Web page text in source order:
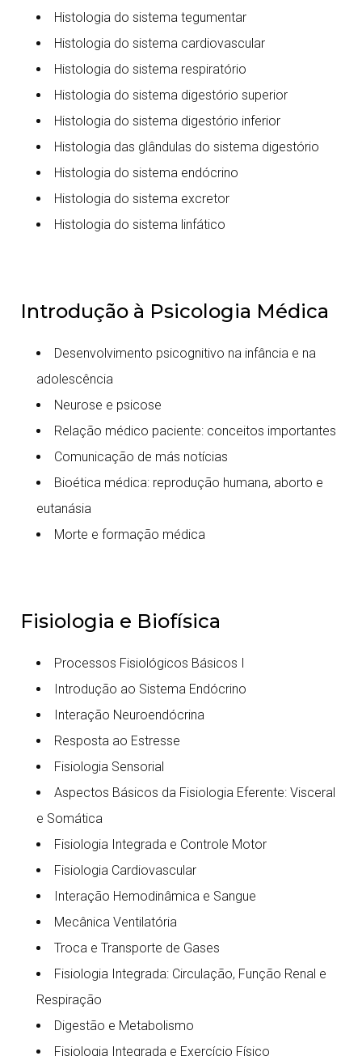
Histologia do sistema tegumentar
Histologia do sistema cardiovascular
Histologia do sistema respiratório
Histologia do sistema digestório superior
Histologia do sistema digestório inferior
Histologia das glândulas do sistema digestório
Histologia do sistema endócrino
Histologia do sistema excretor
Histologia do sistema linfático
Introdução à Psicologia Médica
Desenvolvimento psicognitivo na infância e na
adolescência
Neurose e psicose
Relação médico paciente: conceitos importantes
Comunicação de más notícias
Bioética médica: reprodução humana, aborto e
eutanásia
Morte e formação médica
Fisiologia e Biofísica
Processos Fisiológicos Básicos I
Introdução ao Sistema Endócrino
Interação Neuroendócrina
Resposta ao Estresse
Fisiologia Sensorial
Aspectos Básicos da Fisiologia Eferente: Visceral
e Somática
Fisiologia Integrada e Controle Motor
Fisiologia Cardiovascular
Interação Hemodinâmica e Sangue
Mecânica Ventilatória
Troca e Transporte de Gases
Fisiologia Integrada: Circulação, Função Renal e
Respiração
Digestão e Metabolismo
Fisiologia Integrada e Exercício Físico